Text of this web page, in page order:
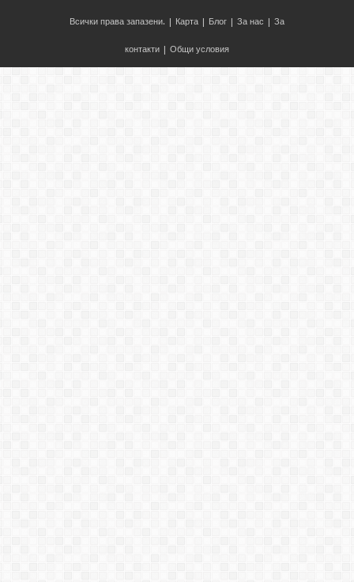
Всички права запазени. | Карта | Блог | За нас | За
контакти | Общи условия